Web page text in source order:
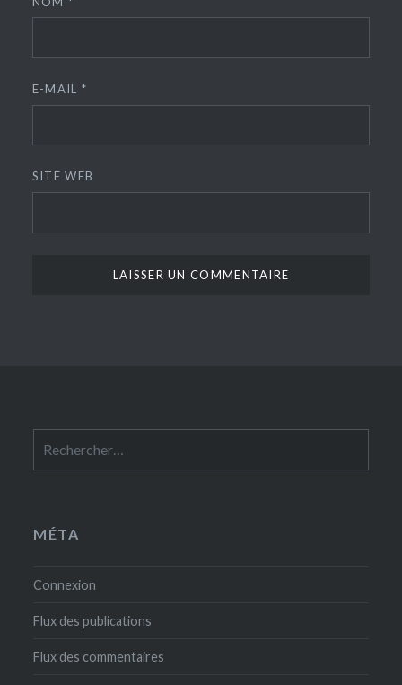
E-MAIL *
SITE WEB
MÉTA
Connexion
Flux des publications
Flux des commentaires